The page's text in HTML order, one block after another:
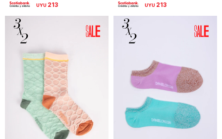
UYU 213 UYU 213